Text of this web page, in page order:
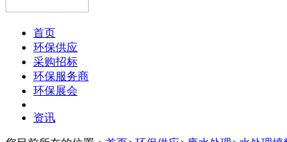
首页
环保供应
采购招标
环保服务商
环保展会
资讯